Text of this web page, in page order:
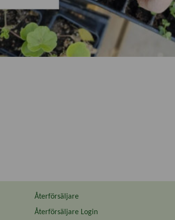
Återförsäljare
Återförsäljare Login